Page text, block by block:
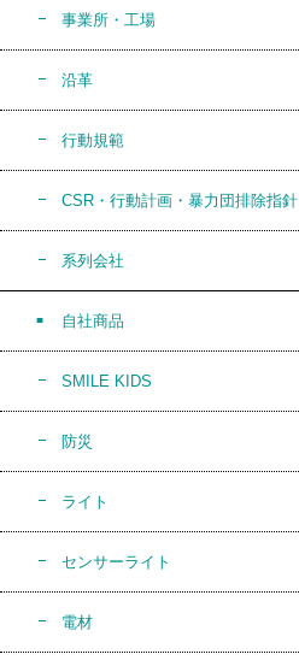
事業所・工場
沿革
行動規範
CSR・行動計画・暴力団排除指針
系列会社
自社商品
SMILE KIDS
防災
ライト
センサーライト
電材